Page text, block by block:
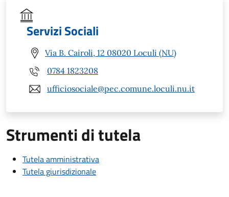
Servizi Sociali
Via B. Cairoli, 12 08020 Loculi (NU)
0784 1823208
ufficiosociale@pec.comune.loculi.nu.it
Strumenti di tutela
Tutela amministrativa
Tutela giurisdizionale